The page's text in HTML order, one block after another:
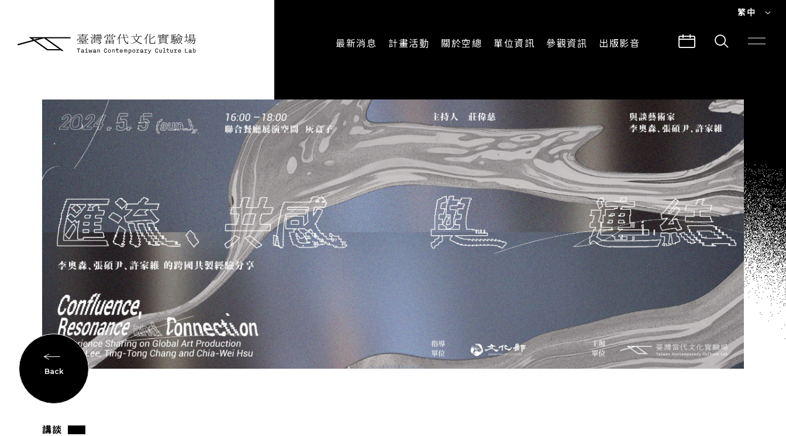
繁中
最新消息
即時新聞
計畫活動
主題計畫
CREATORS
關於空總
組織架構
公開資訊
認識執行長
場地申請
加入我們
單位資訊 參觀資訊
交通與地圖
建築故事
導覽服務
出版影音
所有影音
出版品
Back
講談